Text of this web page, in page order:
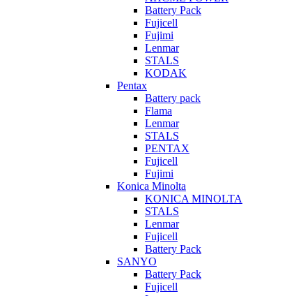
Battery Pack
Fujicell
Fujimi
Lenmar
STALS
KODAK
Pentax
Battery pack
Flama
Lenmar
STALS
PENTAX
Fujicell
Fujimi
Konica Minolta
KONICA MINOLTA
STALS
Lenmar
Fujicell
Battery Pack
SANYO
Battery Pack
Fujicell